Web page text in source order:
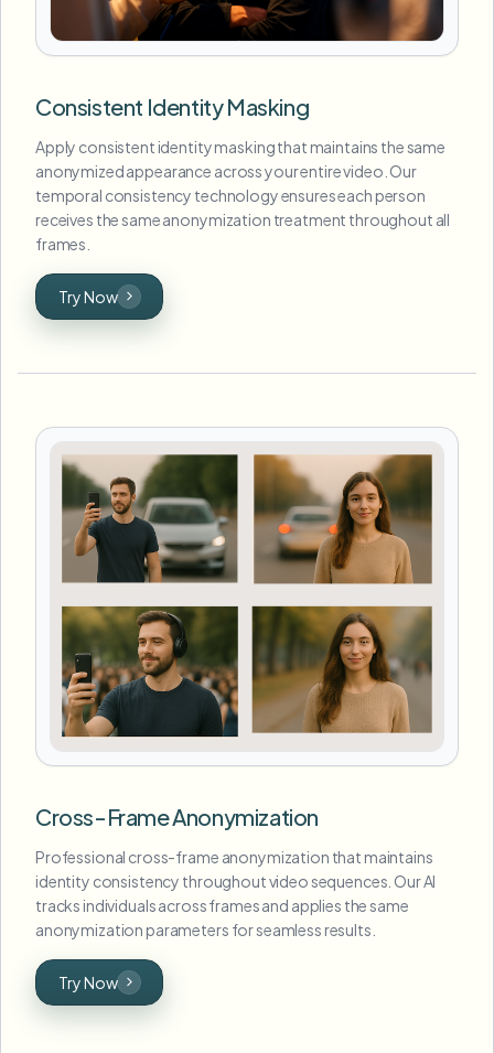
Consistent Identity Masking
Apply consistent identity masking that maintains the same
anonymized appearance across your entire video. Our
temporal consistency technology ensures each person
receives the same anonymization treatment throughout all
frames.
Try Now
Cross-Frame Anonymization
Professional cross-frame anonymization that maintains
identity consistency throughout video sequences. Our AI
tracks individuals across frames and applies the same
anonymization parameters for seamless results.
Try Now